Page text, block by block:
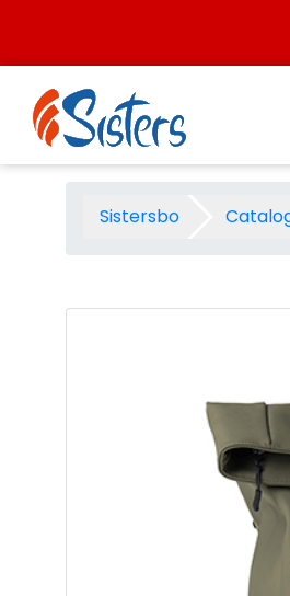
Zaino Intempo
Sistersbo